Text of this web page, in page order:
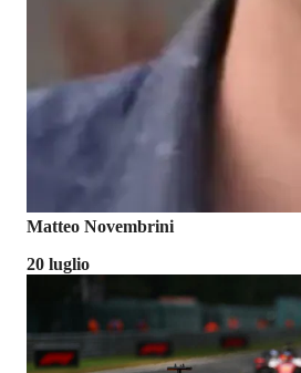
Matteo Novembrini
20 luglio